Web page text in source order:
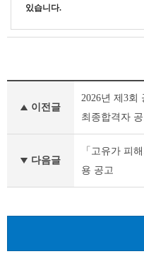
있습니다.
(채
시
이전글
2026년 제3회
최종합격자
다음글
「고유가 피
용 공고